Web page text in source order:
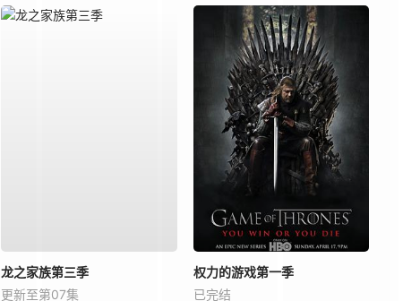
龙之家族第三季
更新至第07集
权力的游戏第一季
已完结